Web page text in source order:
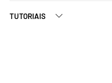
TUTORIAIS